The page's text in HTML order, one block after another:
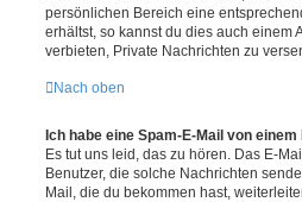
persönlichen Bereich eine
erhältst, so kannst du dies auch einem
verbieten, Private Nachrichten zu
Nach oben
Ich habe eine Spam-E-Mail von
Es tut uns leid, das zu hören. Das E-
Benutzer, die solche Nachrichten
Mail, die du bekommen hast,